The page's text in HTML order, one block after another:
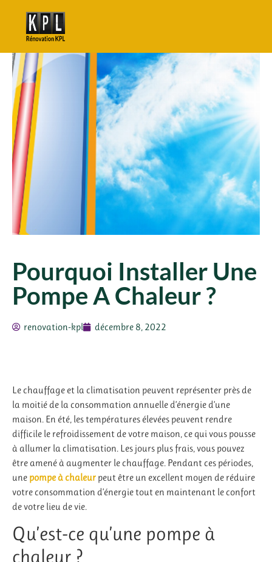
Pourquoi Installer Une
Pompe A Chaleur ?
renovation-kpl décembre 8, 2022
Le chauffage et la climatisation peuvent représenter près de
la moitié de la consommation annuelle d’énergie d’une
maison. En été, les températures élevées peuvent rendre
difficile le refroidissement de votre maison, ce qui vous pousse
à allumer la climatisation. Les jours plus frais, vous pouvez
être amené à augmenter le chauffage. Pendant ces périodes,
une pompe à chaleur peut être un excellent moyen de réduire
votre consommation d’énergie tout en maintenant le confort
de votre lieu de vie.
Qu’est-ce qu’une pompe à
chaleur ?